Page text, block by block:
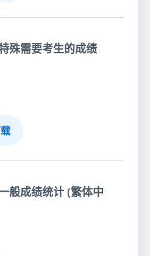
殊需要考生的成绩
般成绩统计 (繁体中